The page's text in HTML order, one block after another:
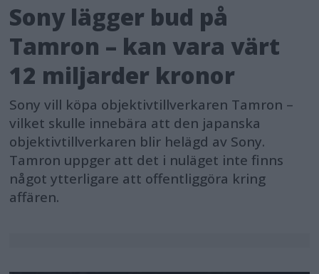
Sony lägger bud på
Tamron – kan vara värt
12 miljarder kronor
Sony vill köpa objektivtillverkaren Tamron –
vilket skulle innebära att den japanska
objektivtillverkaren blir helägd av Sony.
Tamron uppger att det i nuläget inte finns
något ytterligare att offentliggöra kring
affären.